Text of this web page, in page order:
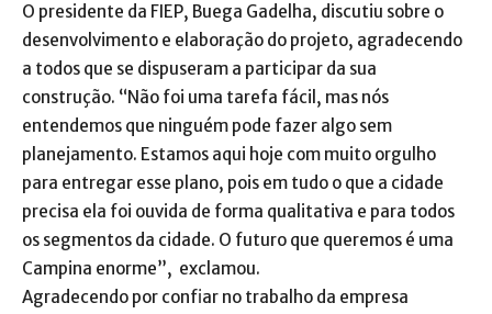
O presidente da FIEP, Buega Gadelha, discutiu sobre o
desenvolvimento e elaboração do projeto, agradecendo
a todos que se dispuseram a participar da sua
construção. “Não foi uma tarefa fácil, mas nós
entendemos que ninguém pode fazer algo sem
planejamento. Estamos aqui hoje com muito orgulho
para entregar esse plano, pois em tudo o que a cidade
precisa ela foi ouvida de forma qualitativa e para todos
os segmentos da cidade. O futuro que queremos é uma
Campina enorme”, exclamou.
Agradecendo por confiar no trabalho da empresa